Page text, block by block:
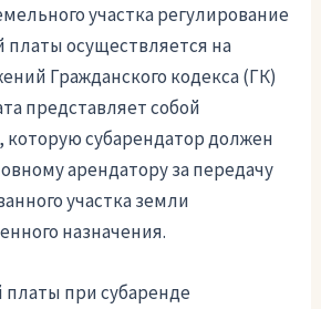
участка регулирование
осуществляется на
Гражданского кодекса (ГК)
представляет собой
субарендатор должен
арендатору за передачу
участка земли
назначения.
при субаренде